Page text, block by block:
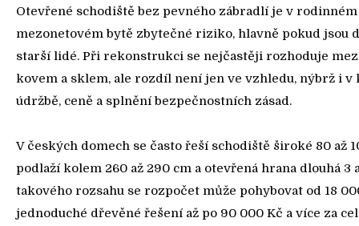
Otevřené schodiště bez pevného zábradlí je v
mezonetovém bytě zbytečné riziko, hlavně pokud jsou
starší lidé. Při rekonstrukci se nejčastěji rozhoduje
kovem a sklem, ale rozdíl není jen ve vzhledu, nýbrž i v
údržbě, ceně a splnění bezpečnostních zásad.
V českých domech se často řeší schodiště široké 80 až
podlaží kolem 260 až 290 cm a otevřená hrana dlouhá 3
takového rozsahu se rozpočet může pohybovat od 18
jednoduché dřevěné řešení až po 90 000 Kč a více za